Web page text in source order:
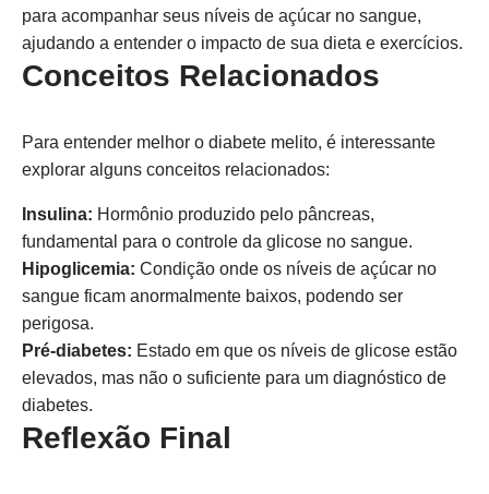
para acompanhar seus níveis de açúcar no sangue,
ajudando a entender o impacto de sua dieta e exercícios.
Conceitos Relacionados
Para entender melhor o diabete melito, é interessante
explorar alguns conceitos relacionados:
Insulina: Hormônio produzido pelo pâncreas,
fundamental para o controle da glicose no sangue.
Hipoglicemia: Condição onde os níveis de açúcar no
sangue ficam anormalmente baixos, podendo ser
perigosa.
Pré-diabetes: Estado em que os níveis de glicose estão
elevados, mas não o suficiente para um diagnóstico de
diabetes.
Reflexão Final